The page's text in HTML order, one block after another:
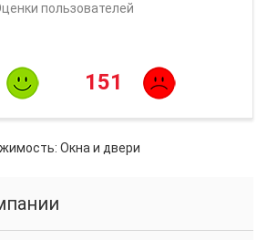
пользователей
151
Окна и двери